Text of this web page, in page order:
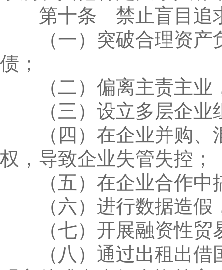
第十条 禁止盲目追求
（一）突破合理资产
债；
（二）偏离主责主业
（三）设立多层企业
（四）在企业并购、
权，导致企业失管失控；
（五）在企业合作中
（六）进行数据造假
（七）开展融资性贸
（八）通过出租出借